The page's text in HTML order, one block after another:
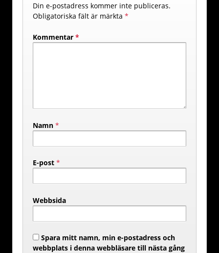
Din e-postadress kommer inte publiceras.
Obligatoriska fält är märkta *
Kommentar *
Namn *
E-post *
Webbsida
Spara mitt namn, min e-postadress och
webbplats i denna webbläsare till nästa gång